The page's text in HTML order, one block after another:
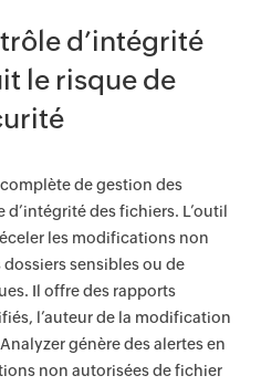
d’intégrité
le risque de
de gestion des
des fichiers. L’outil
les modifications non
sensibles ou de
Il offre des rapports
l’auteur de la modification
génère des alertes en
non autorisées de fichier